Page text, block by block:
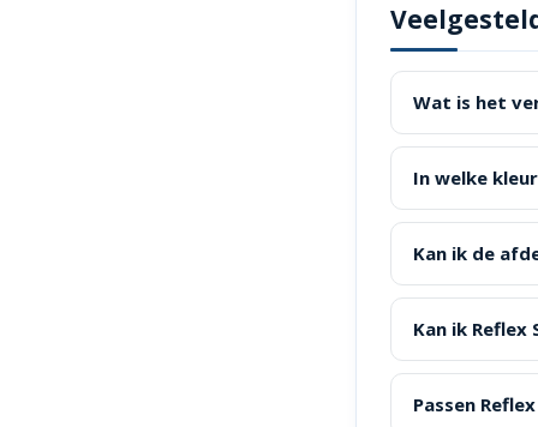
Wat is het
In welke
Kan ik de
Kan ik Reflex
Passen